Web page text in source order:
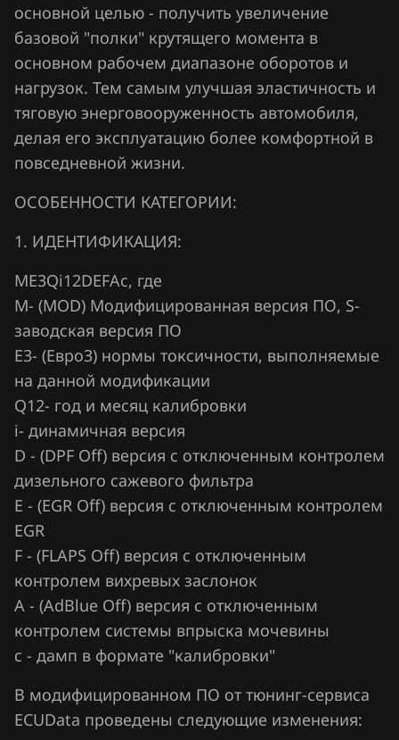
Dodge
Dongfeng
Exeed
Extreme moto
FAW
Fiat
Ford
Forthing
Foton
GAC
Geely
Genesis
GMC
Great Wall
Groz
Haima
Haval
Hawtai
Honda
Hongqi
Bosch MED9.1.x
Bosch MED9.5.x
BOSCH MG1CA811
Bosch MG1CS001
Delphi DCM6.2
Marelli IAW7GV
Siemens PCR2.1
Simos 10xx
Simos 11xx
Simos 12xx
Simos 16xx
Simos 18xx
Simos 2xx
Simos 3xx
Simos 4xx
Simos 7xx
Simos 9xx
основной целью - получить увеличение
базовой "полки" крутящего момента в
основном рабочем диапазоне оборотов и
нагрузок. Тем самым улучшая эластичность и
тяговую энерговооруженность автомобиля,
делая его эксплуатацию более комфортной в
повседневной жизни.
ОСОБЕННОСТИ КАТЕГОРИИ:
1. ИДЕНТИФИКАЦИЯ:
ME3Qi12DEFAc, где
М- (MOD) Модифицированная версия ПО, S-
заводская версия ПО
Е3- (Евро3) нормы токсичности, выполняемые
на данной модификации
Q12- год и месяц калибровки
i- динамичная версия
D - (DPF Off) версия с отключенным контролем
дизельного сажевого фильтра
E - (EGR Off) версия с отключенным контролем
EGR
F - (FLAPS Off) версия с отключенным
контролем вихревых заслонок
A - (AdBlue Off) версия с отключенным
контролем системы впрыска мочевины
с - дамп в формате "калибровки"
В модифицированном ПО от тюнинг-сервиса
ECUData проведены следующие изменения: